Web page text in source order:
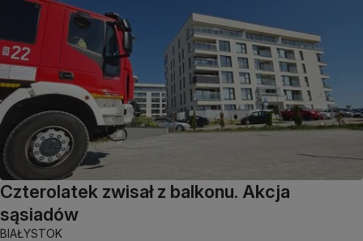
Czterolatek zwisał z balkonu. Akcja
sąsiadów
BIAŁYSTOK